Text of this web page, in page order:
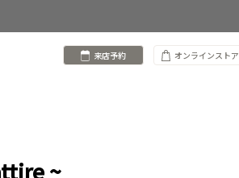
来店予約 オンラインストア
~